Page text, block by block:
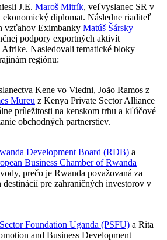
J.E. Maroš Mitrík, veľvyslanec SR v
ekonomický diplomat. Následne riaditeľ
vzťahov Eximbanky Matúš Šársky
podpory exportných aktivít
Nasledovali tematické bloky
regiónu:
Kene vo Viedni, João Ramos z
Mureu z Kenya Private Sector Alliance
príležitosti na kenskom trhu a kľúčové
obchodných partnerstiev.
Development Board (RDB) a
Business Chamber of Rwanda
prečo je Rwanda považovaná za
destinácií pre zahraničných investorov v
Foundation Uganda (PSFU) a Rita
and Business Development